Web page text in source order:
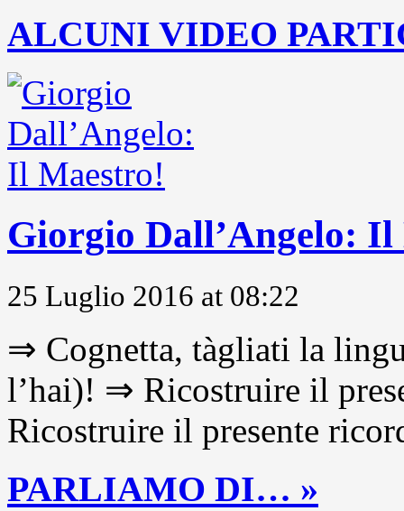
ALCUNI VIDEO
Giorgio Dall’Angelo:
25 Luglio 2016 at 08:22
⇒ Cognetta, tàgliati la
l’hai)! ⇒ Ricostruire il
Ricostruire il presente
PARLIAMO DI… »